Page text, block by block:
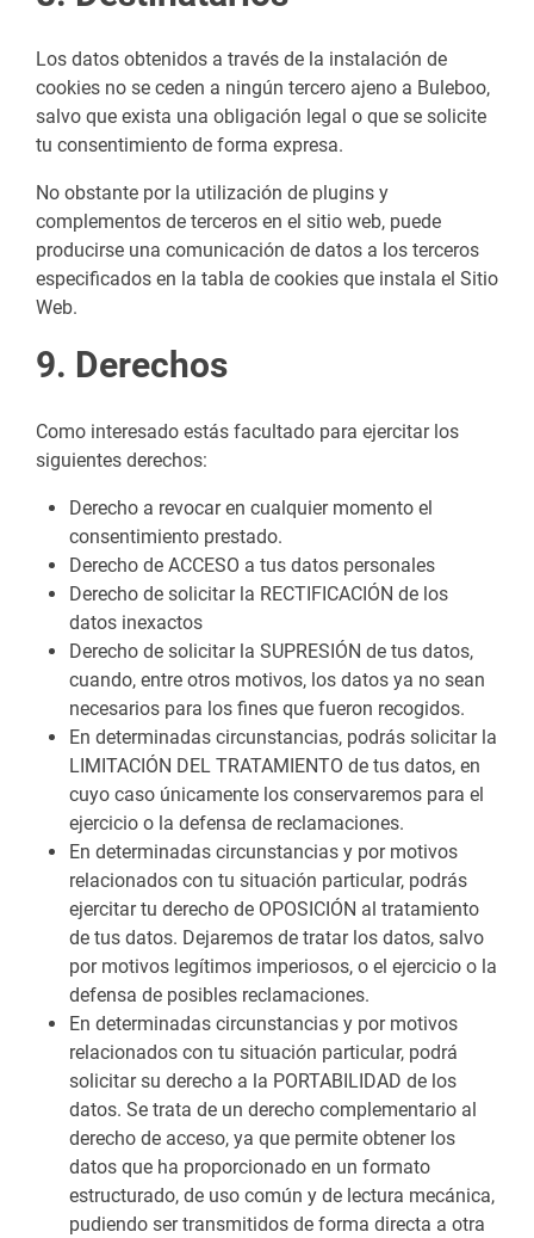
Los datos obtenidos a través de la instalación de
cookies no se ceden a ningún tercero ajeno a Buleboo,
salvo que exista una obligación legal o que se solicite
tu consentimiento de forma expresa.
No obstante por la utilización de plugins y
complementos de terceros en el sitio web, puede
producirse una comunicación de datos a los terceros
especificados en la tabla de cookies que instala el Sitio
Web.
9. Derechos
Como interesado estás facultado para ejercitar los
siguientes derechos:
Derecho a revocar en cualquier momento el
consentimiento prestado.
Derecho de ACCESO a tus datos personales
Derecho de solicitar la RECTIFICACIÓN de los
datos inexactos
Derecho de solicitar la SUPRESIÓN de tus datos,
cuando, entre otros motivos, los datos ya no sean
necesarios para los fines que fueron recogidos.
En determinadas circunstancias, podrás solicitar la
LIMITACIÓN DEL TRATAMIENTO de tus datos, en
cuyo caso únicamente los conservaremos para el
ejercicio o la defensa de reclamaciones.
En determinadas circunstancias y por motivos
relacionados con tu situación particular, podrás
ejercitar tu derecho de OPOSICIÓN al tratamiento
de tus datos. Dejaremos de tratar los datos, salvo
por motivos legítimos imperiosos, o el ejercicio o la
defensa de posibles reclamaciones.
En determinadas circunstancias y por motivos
relacionados con tu situación particular, podrá
solicitar su derecho a la PORTABILIDAD de los
datos. Se trata de un derecho complementario al
derecho de acceso, ya que permite obtener los
datos que ha proporcionado en un formato
estructurado, de uso común y de lectura mecánica,
pudiendo ser transmitidos de forma directa a otra